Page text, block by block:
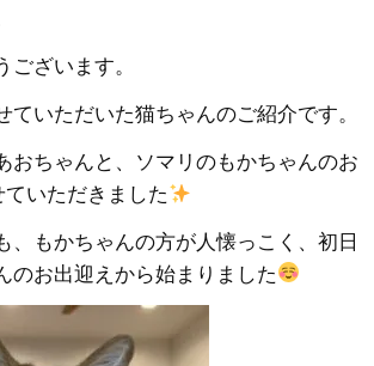
ございます。
ていただいた猫ちゃんのご紹介です。
おちゃんと、ソマリのもかちゃんのお
いただきました
、もかちゃんの方が人懐っこく、初日
のお出迎えから始まりました